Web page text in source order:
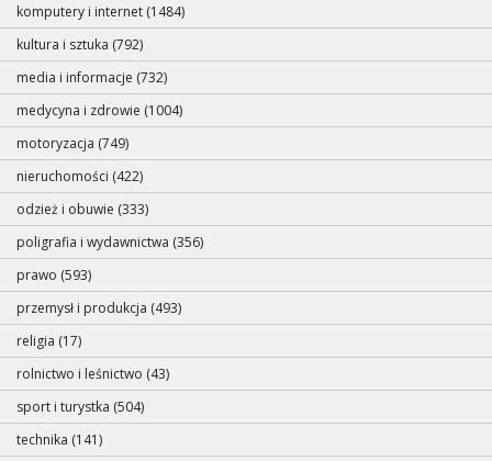
komputery i internet (1484)
kultura i sztuka (792)
media i informacje (732)
medycyna i zdrowie (1004)
motoryzacja (749)
nieruchomości (422)
odzież i obuwie (333)
poligrafia i wydawnictwa (356)
prawo (593)
przemysł i produkcja (493)
religia (17)
rolnictwo i leśnictwo (43)
sport i turystka (504)
technika (141)